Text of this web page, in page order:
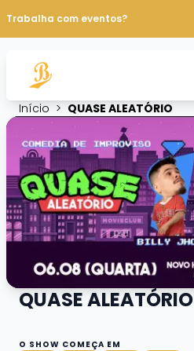
Trabalha com eventos?
Início > QUASE ALEATÓRIO
QUASE ALEATÓRIO
O SHOW COMEÇA EM